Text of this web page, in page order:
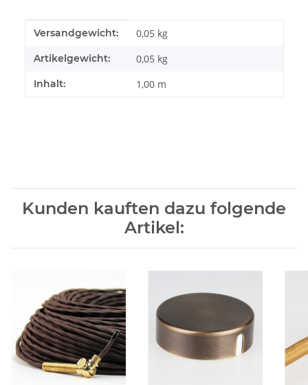
Produkteigenschaft
Wert
Versandgewicht: 0,05 kg
Artikelgewicht: 0,05 kg
Inhalt: 1,00 m
Kunden kauften dazu folgende
Artikel: